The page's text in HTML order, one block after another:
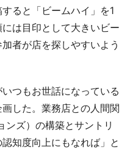
ると「ビームハイ」を1
は目印として大きいビー
者が店を探しやすいよう
つもお世話になっている
した。業務店との人間関
ンズ）の構築とサントリ
知度向上にもなれば」と